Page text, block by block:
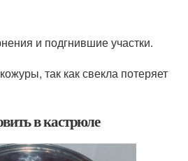
и подгнившие участки.
так как свекла потеряет
в кастрюле